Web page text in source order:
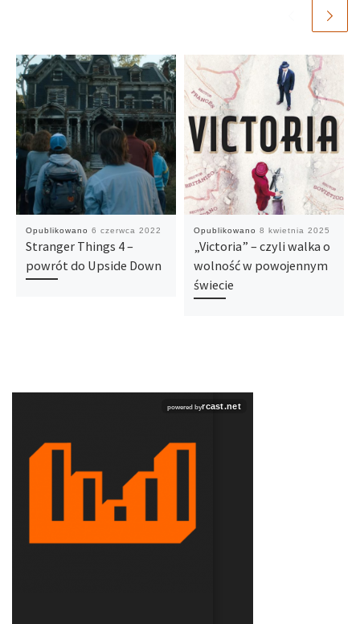
Opublikowano 6 czerwca 2022
Stranger Things 4 –
powrót do Upside Down
Opublikowano 8 kwietnia 2025
„Victoria” – czyli walka o
wolność w powojennym
świecie